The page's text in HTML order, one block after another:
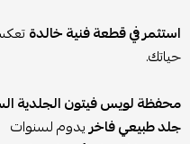
استثمر في قطعة فنية خالدة
حياتك.
محفظة لويس فيتون الجلدية
جلد طبيعي فاخريدوم لسنوات